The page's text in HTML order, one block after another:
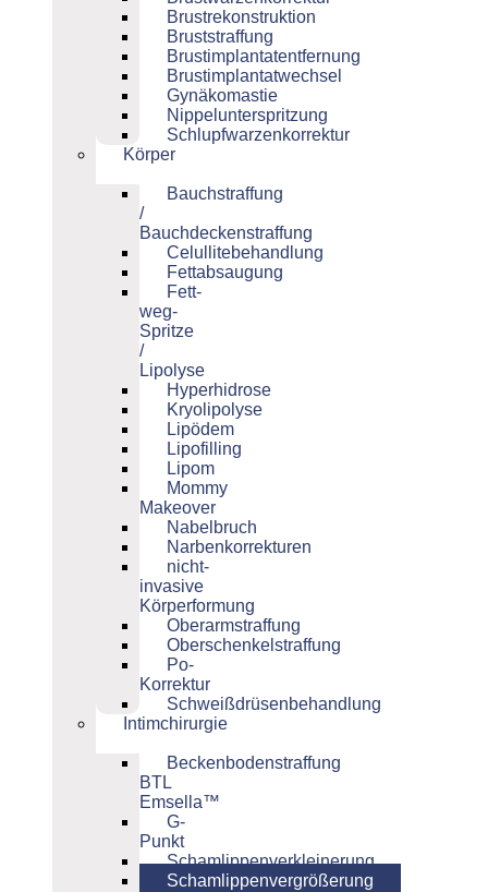
Brustrekonstruktion
Bruststraffung
Brustimplantatentfernung
Brustimplantatwechsel
Gynäkomastie
Nippelunterspritzung
Schlupfwarzenkorrektur
Körper
Bauchstraffung
/
Bauchdeckenstraffung
Celullitebehandlung
Fettabsaugung
Fett-
weg-
Spritze
/
Lipolyse
Hyperhidrose
Kryolipolyse
Lipödem
Lipofilling
Lipom
Mommy
Makeover
Nabelbruch
Narbenkorrekturen
nicht-
invasive
Körperformung
Oberarmstraffung
Oberschenkelstraffung
Po-
Korrektur
Schweißdrüsenbehandlung
Intimchirurgie
Beckenbodenstraffung
BTL
Emsella™
G-
Punkt
Schamlippenverkleinerung
Schamlippenvergrößerung